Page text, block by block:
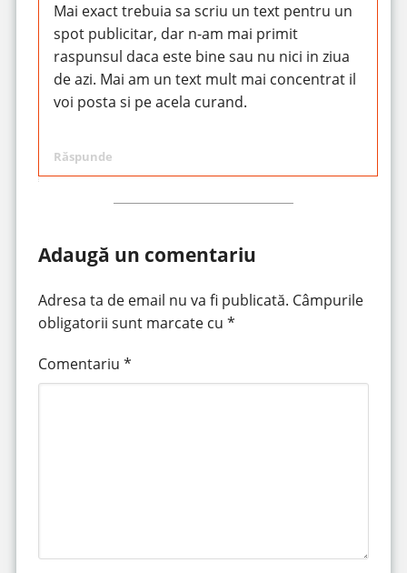
Mai exact trebuia sa scriu un text pentru un
spot publicitar, dar n-am mai primit
raspunsul daca este bine sau nu nici in ziua
de azi. Mai am un text mult mai concentrat il
voi posta si pe acela curand.
Răspunde
Adaugă un comentariu
Adresa ta de email nu va fi publicată. Câmpurile
obligatorii sunt marcate cu *
Comentariu *